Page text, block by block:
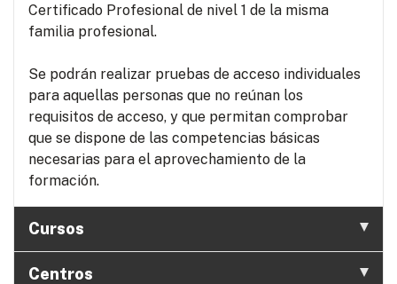
Certificado Profesional de nivel 1 de la misma
familia profesional.
Se podrán realizar pruebas de acceso individuales
para aquellas personas que no reúnan los
requisitos de acceso, y que permitan comprobar
que se dispone de las competencias básicas
necesarias para el aprovechamiento de la
formación.
Cursos
Centros